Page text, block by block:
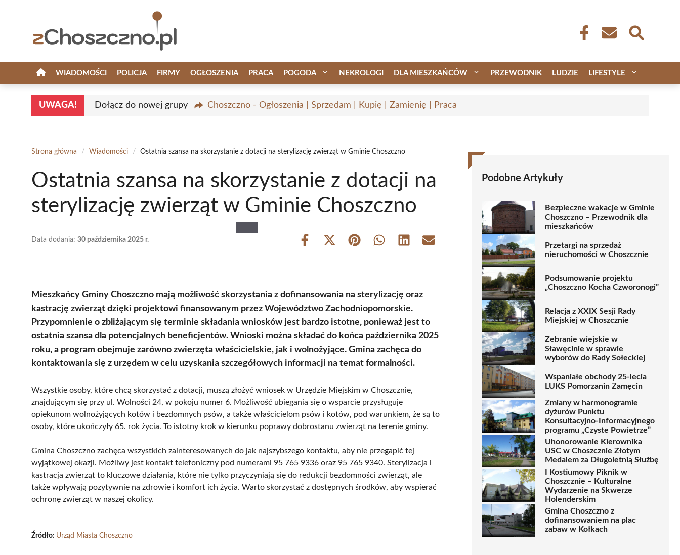
WIADOMOŚCI POLICJA FIRMY OGŁOSZENIA PRACA POGODA NEKROLOGI DLA MIESZKAŃCÓW PRZEWODNIK LUDZIE LIFESTYLE
UWAGA! Dołącz do nowej grupy Choszczno - Ogłoszenia | Sprzedam | Kupię | Zamienię | Praca
Strona główna / Wiadomości / Ostatnia szansa na skorzystanie z dotacji na sterylizację zwierząt w Gminie Choszczno
Ostatnia szansa na skorzystanie z dotacji na
sterylizację zwierząt w Gminie Choszczno
Data dodania: 30 października 2025 r.
Share
Share
(Twitter)
Share Share Share Share
Mieszkańcy Gminy Choszczno mają możliwość skorzystania z dofinansowania na sterylizację oraz
kastrację zwierząt dzięki projektowi finansowanym przez Województwo Zachodniopomorskie.
Przypomnienie o zbliżającym się terminie składania wniosków jest bardzo istotne, ponieważ jest to
ostatnia szansa dla potencjalnych beneficjentów. Wnioski można składać do końca października 2025
roku, a program obejmuje zarówno zwierzęta właścicielskie, jak i wolnożyjące. Gmina zachęca do
kontaktowania się z urzędem w celu uzyskania szczegółowych informacji na temat formalności.
Wszystkie osoby, które chcą skorzystać z dotacji, muszą złożyć wniosek w Urzędzie Miejskim w Choszcznie,
znajdującym się przy ul. Wolności 24, w pokoju numer 6. Możliwość ubiegania się o wsparcie przysługuje
opiekunom wolnożyjących kotów i bezdomnych psów, a także właścicielom psów i kotów, pod warunkiem, że są to
osoby, które ukończyły 65. rok życia. To istotny krok w kierunku poprawy dobrostanu zwierząt na terenie gminy.
Gmina Choszczno zachęca wszystkich zainteresowanych do jak najszybszego kontaktu, aby nie przegapić tej
wyjątkowej okazji. Możliwy jest kontakt telefoniczny pod numerami 95 765 9336 oraz 95 765 9340. Sterylizacja i
kastracja zwierząt to kluczowe działania, które nie tylko przyczyniają się do redukcji bezdomności zwierząt, ale
także wpływają pozytywnie na zdrowie i komfort ich życia. Warto skorzystać z dostępnych środków, aby wspierać
ochronę zwierząt w naszej okolicy.
Źródło: Urząd Miasta Choszczno
Podobne Artykuły
Bezpieczne wakacje w Gminie
Choszczno – Przewodnik dla
mieszkańców
Przetargi na sprzedaż
nieruchomości w Choszcznie
Podsumowanie projektu
„Choszczno Kocha Czworonogi”
Relacja z XXIX Sesji Rady
Miejskiej w Choszcznie
Zebranie wiejskie w
Sławęcinie w sprawie
wyborów do Rady Sołeckiej
Wspaniałe obchody 25-lecia
LUKS Pomorzanin Zamęcin
Zmiany w harmonogramie
dyżurów Punktu
Konsultacyjno-Informacyjnego
programu „Czyste Powietrze”
Uhonorowanie Kierownika
USC w Choszcznie Złotym
Medalem za Długoletnią Służbę
I Kostiumowy Piknik w
Choszcznie – Kulturalne
Wydarzenie na Skwerze
Holenderskim
Gmina Choszczno z
dofinansowaniem na plac
zabaw w Kołkach